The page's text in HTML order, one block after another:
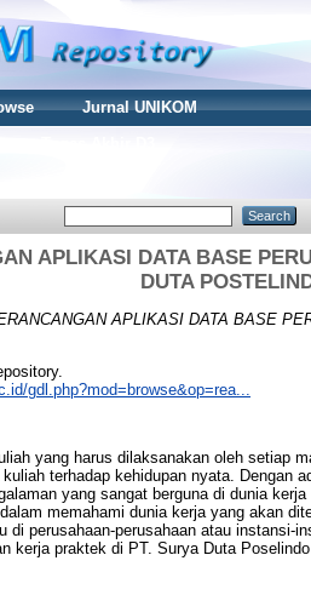
Jurnal UNIKOM
APLIKASI DATA BASE
DUTA
APLIKASI DATA BASE
gdl.php?mod=browse&op=rea...
yang harus dilaksanakan oleh setiap
terhadap kehidupan nyata. Dengan
yang sangat berguna di dunia
memahami dunia kerja yang akan
di perusahaan-perusahaan atau instansi-
kerja praktek di PT. Surya Duta Poselindo